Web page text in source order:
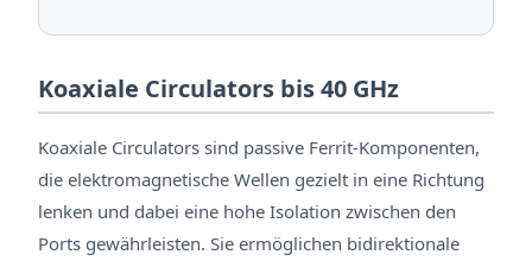
Koaxiale Circulators bis 40 GHz
Koaxiale Circulators sind passive Ferrit-Komponenten,
die elektromagnetische Wellen gezielt in eine Richtung
lenken und dabei eine hohe Isolation zwischen den
Ports gewährleisten. Sie ermöglichen bidirektionale